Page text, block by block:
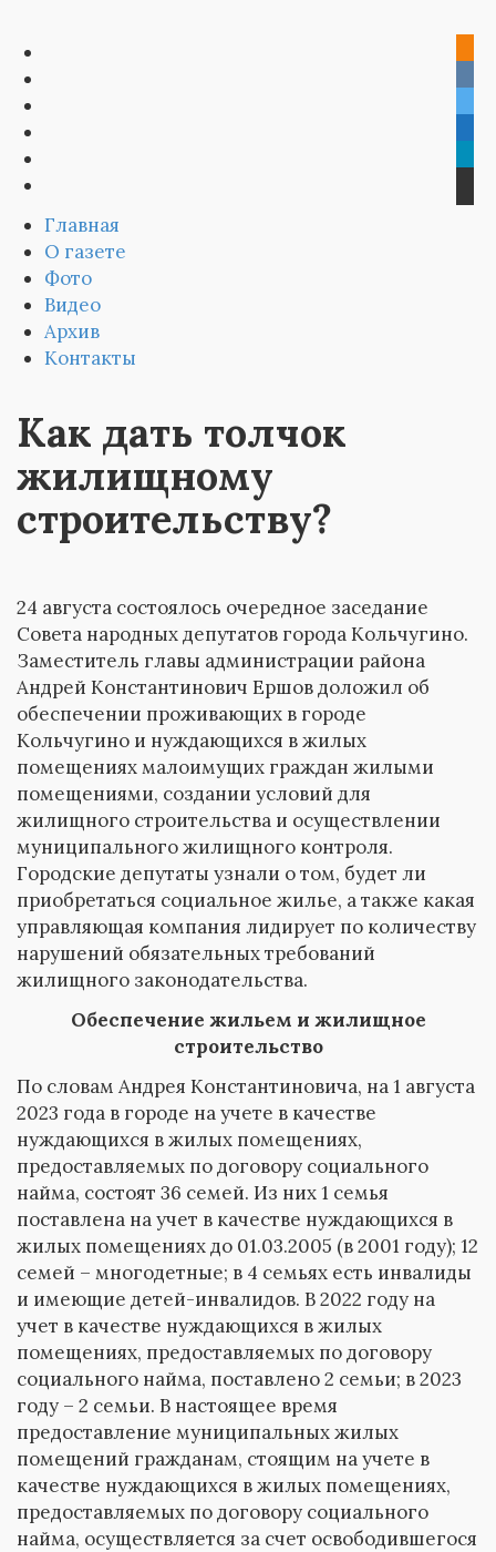
Главная
О газете
Фото
Видео
Архив
Контакты
Как дать толчок
жилищному
строительству?
24 августа состоялось очередное заседание
Совета народных депутатов города Кольчугино.
Заместитель главы администрации района
Андрей Константинович Ершов доложил об
обеспечении проживающих в городе
Кольчугино и нуждающихся в жилых
помещениях малоимущих граждан жилыми
помещениями, создании условий для
жилищного строительства и осуществлении
муниципального жилищного контроля.
Городские депутаты узнали о том, будет ли
приобретаться социальное жилье, а также какая
управляющая компания лидирует по количеству
нарушений обязательных требований
жилищного законодательства.
Обеспечение жильем и жилищное
строительство
По словам Андрея Константиновича, на 1 августа
2023 года в городе на учете в качестве
нуждающихся в жилых помещениях,
предоставляемых по договору социального
найма, состоят 36 семей. Из них 1 семья
поставлена на учет в качестве нуждающихся в
жилых помещениях до 01.03.2005 (в 2001 году); 12
семей – многодетные; в 4 семьях есть инвалиды
и имеющие детей-инвалидов. В 2022 году на
учет в качестве нуждающихся в жилых
помещениях, предоставляемых по договору
социального найма, поставлено 2 семьи; в 2023
году – 2 семьи. В настоящее время
предоставление муниципальных жилых
помещений гражданам, стоящим на учете в
качестве нуждающихся в жилых помещениях,
предоставляемых по договору социального
найма, осуществляется за счет освободившегося